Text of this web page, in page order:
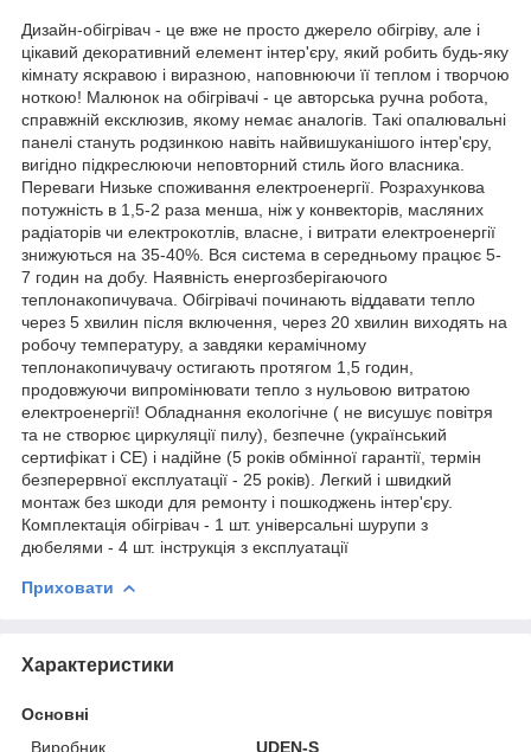
Дизайн-обігрівач - це вже не просто джерело обігріву, але і
цікавий декоративний елемент інтер'єру, який робить будь-яку
кімнату яскравою і виразною, наповнюючи її теплом і творчою
ноткою! Малюнок на обігрівачі - це авторська ручна робота,
справжній ексклюзив, якому немає аналогів. Такі опалювальні
панелі стануть родзинкою навіть найвишуканішого інтер'єру,
вигідно підкреслюючи неповторний стиль його власника.
Переваги Низьке споживання електроенергії. Розрахункова
потужність в 1,5-2 раза менша, ніж у конвекторів, масляних
радіаторів чи електрокотлів, власне, і витрати електроенергії
знижуються на 35-40%. Вся система в середньому працює 5-
7 годин на добу. Наявність енергозберігаючого
теплонакопичувача. Обігрівачі починають віддавати тепло
через 5 хвилин після включення, через 20 хвилин виходять на
робочу температуру, а завдяки керамічному
теплонакопичувачу остигають протягом 1,5 годин,
продовжуючи випромінювати тепло з нульовою витратою
електроенергії! Обладнання екологічне ( не висушує повітря
та не створює циркуляції пилу), безпечне (український
сертифікат і СЕ) і надійне (5 років обмінної гарантії, термін
безперервної експлуатації - 25 років). Легкий і швидкий
монтаж без шкоди для ремонту і пошкоджень інтер'єру.
Комплектація обігрівач - 1 шт. універсальні шурупи з
дюбелями - 4 шт. інструкція з експлуатації
Приховати
Характеристики
Основні
Виробник
UDEN-S